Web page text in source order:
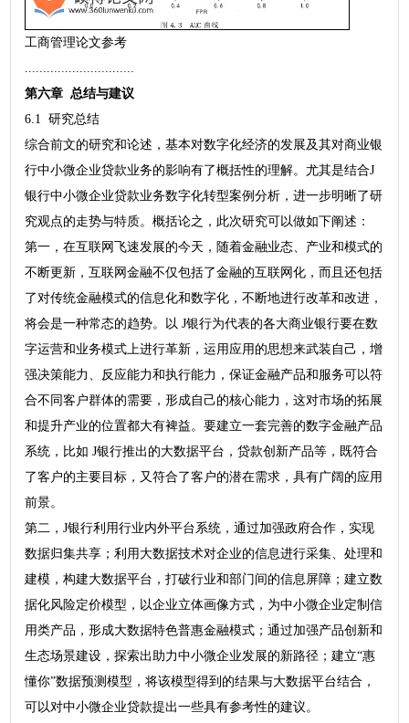
工商管理论文参考
..............................
第六章 总结与建议
6.1 研究总结
综合前文的研究和论述，基本对数字化经济的发展及其对商业银
行中小微企业贷款业务的影响有了概括性的理解。尤其是结合J
银行中小微企业贷款业务数字化转型案例分析，进一步明晰了研
究观点的走势与特质。概括论之，此次研究可以做如下阐述：
第一，在互联网飞速发展的今天，随着金融业态、产业和模式的
不断更新，互联网金融不仅包括了金融的互联网化，而且还包括
了对传统金融模式的信息化和数字化，不断地进行改革和改进，
将会是一种常态的趋势。以 J银行为代表的各大商业银行要在数
字运营和业务模式上进行革新，运用应用的思想来武装自己，增
强决策能力、反应能力和执行能力，保证金融产品和服务可以符
合不同客户群体的需要，形成自己的核心能力，这对市场的拓展
和提升产业的位置都大有裨益。要建立一套完善的数字金融产品
系统，比如 J银行推出的大数据平台，贷款创新产品等，既符合
了客户的主要目标，又符合了客户的潜在需求，具有广阔的应用
前景。
第二，J银行利用行业内外平台系统，通过加强政府合作，实现
数据归集共享；利用大数据技术对企业的信息进行采集、处理和
建模，构建大数据平台，打破行业和部门间的信息屏障；建立数
据化风险定价模型，以企业立体画像方式，为中小微企业定制信
用类产品，形成大数据特色普惠金融模式；通过加强产品创新和
生态场景建设，探索出助力中小微企业发展的新路径；建立“惠
懂你”数据预测模型，将该模型得到的结果与大数据平台结合，
可以对中小微企业贷款提出一些具有参考性的建议。